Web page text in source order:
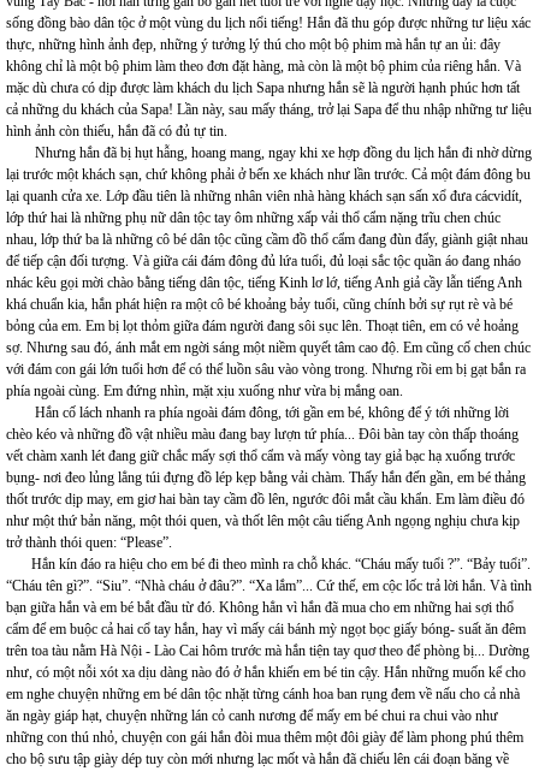
sống đồng bào dân tộc ở một vùng du lịch nổi tiếng! Hắn đã thu góp được những tư liệu xác
thực, những hình ảnh đẹp, những ý tưởng lý thú cho một bộ phim mà hắn tự an ủi: đây
không chỉ là một bộ phim làm theo đơn đặt hàng, mà còn là một bộ phim của riêng hắn. Và
mặc dù chưa có dịp được làm khách du lịch Sapa nhưng hắn sẽ là người hạnh phúc hơn tất
cả những du khách của Sapa! Lần này, sau mấy tháng, trở lại Sapa để thu nhập những tư liệu
hình ảnh còn thiếu, hắn đã có đủ tự tin.
Nhưng hắn đã bị hụt hẫng, hoang mang, ngay khi xe hợp đồng du lịch hắn đi nhờ dừng
lại trước một khách sạn, chứ không phải ở bến xe khách như lần trước. Cả một đám đông bu
lại quanh cửa xe. Lớp đầu tiên là những nhân viên nhà hàng khách sạn sấn xổ đưa cácvidít,
lớp thứ hai là những phụ nữ dân tộc tay ôm những xấp vải thổ cẩm nặng trĩu chen chúc
nhau, lớp thứ ba là những cô bé dân tộc cũng cầm đồ thổ cẩm đang đùn đẩy, giành giật nhau
để tiếp cận đối tượng. Và giữa cái đám đông đủ lứa tuổi, đủ loại sắc tộc quần áo đang nháo
nhác kêu gọi mời chào bằng tiếng dân tộc, tiếng Kinh lơ lớ, tiếng Anh giả cầy lẫn tiếng Anh
khá chuẩn kia, hắn phát hiện ra một cô bé khoảng bảy tuổi, cũng chính bởi sự rụt rè và bé
bỏng của em. Em bị lọt thỏm giữa đám người đang sôi sục lên. Thoạt tiên, em có vẻ hoảng
sợ. Nhưng sau đó, ánh mắt em ngời sáng một niềm quyết tâm cao độ. Em cũng cố chen chúc
với đám con gái lớn tuổi hơn để có thể luồn sâu vào vòng trong. Nhưng rồi em bị gạt bắn ra
phía ngoài cùng. Em đứng nhìn, mặt xịu xuống như vừa bị mắng oan.
Hắn cố lách nhanh ra phía ngoài đám đông, tới gần em bé, không để ý tới những lời
chèo kéo và những đồ vật nhiều màu đang bay lượn tứ phía... Đôi bàn tay còn thấp thoáng
vết chàm xanh lét đang giữ chắc mấy sợi thổ cẩm và mấy vòng tay giả bạc hạ xuống trước
bụng- nơi đeo lủng lẳng túi đựng đồ lép kẹp bằng vải chàm. Thấy hắn đến gần, em bé thảng
thốt trước dịp may, em giơ hai bàn tay cầm đồ lên, ngước đôi mắt cầu khẩn. Em làm điều đó
như một thứ bản năng, một thói quen, và thốt lên một câu tiếng Anh ngọng nghịu chưa kịp
trở thành thói quen: “Please”.
Hắn kín đáo ra hiệu cho em bé đi theo mình ra chỗ khác. “Cháu mấy tuổi ?”. “Bảy tuổi”.
“Cháu tên gì?”. “Siu”. “Nhà cháu ở đâu?”. “Xa lắm”... Cứ thế, em cộc lốc trả lời hắn. Và tình
bạn giữa hắn và em bé bắt đầu từ đó. Không hẳn vì hắn đã mua cho em những hai sợi thổ
cẩm để em buộc cả hai cổ tay hắn, hay vì mấy cái bánh mỳ ngọt bọc giấy bóng- suất ăn đêm
trên toa tàu nằm Hà Nội - Lào Cai hôm trước mà hắn tiện tay quơ theo để phòng bị... Dường
như, có một nỗi xót xa dịu dàng nào đó ở hắn khiến em bé tin cậy. Hắn những muốn kể cho
em nghe chuyện những em bé dân tộc nhặt từng cánh hoa ban rụng đem về nấu cho cả nhà
ăn ngày giáp hạt, chuyện những lán cỏ canh nương để mấy em bé chui ra chui vào như
những con thú nhỏ, chuyện con gái hắn đòi mua thêm một đôi giày để làm phong phú thêm
cho bộ sưu tập giày dép tuy còn mới nhưng lạc mốt và hắn đã chiếu lên cái đoạn băng về